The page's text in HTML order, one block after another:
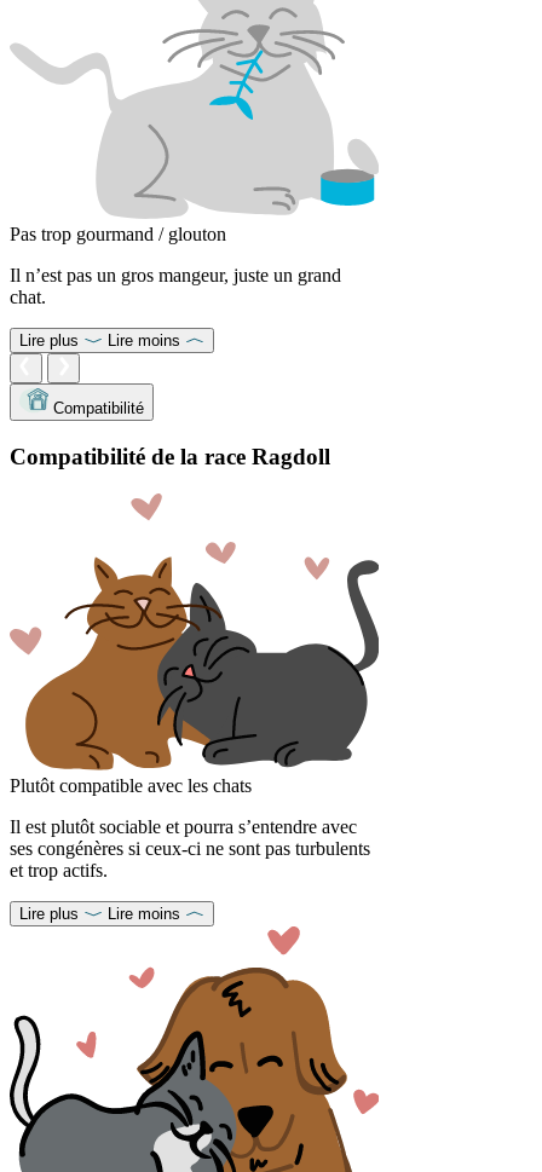
Pas trop gourmand / glouton
Il n’est pas un gros mangeur, juste un grand
chat.
Lire plus Lire moins
Compatibilité
Compatibilité de la race Ragdoll
Plutôt compatible avec les chats
Il est plutôt sociable et pourra s’entendre avec
ses congénères si ceux-ci ne sont pas turbulents
et trop actifs.
Lire plus Lire moins